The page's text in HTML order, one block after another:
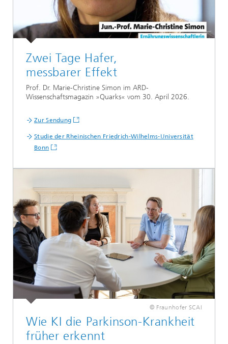
Zwei Tage Hafer,
messbarer Effekt
Prof. Dr. Marie-Christine Simon im ARD-
Wissenschaftsmagazin »Quarks« vom 30. April 2026.
Zur Sendung
Studie der Rheinischen Friedrich-Wilhelms-Universität
Bonn
© Fraunhofer SCAI
Wie KI die Parkinson-Krankheit
früher erkennt